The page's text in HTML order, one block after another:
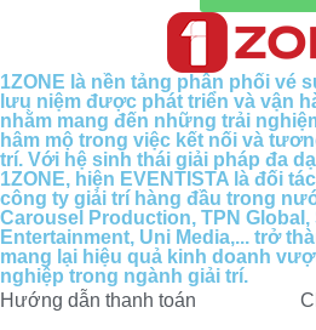
1ZONE là nền tảng phân phối vé
lưu niệm được phát triển và vận
nhằm mang đến những trải
hâm mộ trong việc kết nối và
trí. Với hệ sinh thái giải pháp đa
1ZONE, hiện EVENTISTA là đối
công ty giải trí hàng đầu trong
Carousel Production, TPN Global,
Entertainment, Uni Media,... trở
mang lại hiệu quả kinh doanh
nghiệp trong ngành giải trí.
Hướng dẫn thanh toán